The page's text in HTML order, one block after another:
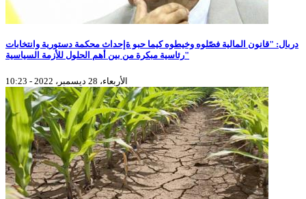
دربال: "قانون المالية فصّلوه وخيطوه كيما حبو ةإحداث محكمة دستورية وانتخابات
رئاسية مبكرة من بين أهم الحلول للأزمة السياسية"
الأربعاء، 28 ديسمبر، 2022 - 10:23